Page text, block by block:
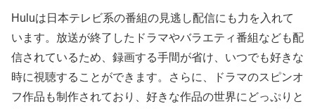
Huluは日本テレビ系の番組の見逃し配信にも力を入れて
います。放送が終了したドラマやバラエティ番組なども配
信されているため、録画する手間が省け、いつでも好きな
時に視聴することができます。さらに、ドラマのスピンオ
フ作品も制作されており、好きな作品の世界にどっぷりと